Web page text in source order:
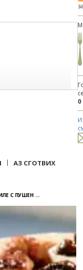
0
| АЗ СГОТВИХ
С ПУШЕН ...